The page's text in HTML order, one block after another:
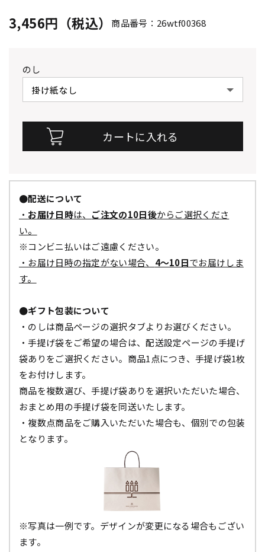
3,456円（税込） 商品番号：26wtf00368
のし
●配送について
・ お届け日時は、 ご注文の10日後からご選択くださ
い。
※コンビニ払いはご遠慮ください。
・お届け日時の指定がない場合、 4～10日でお届けしま
す。
●ギフト包装について
・のしは商品ページの選択タブよりお選びください。
・手提げ袋をご希望の場合は、配送設定ページの手提げ
袋ありをご選択ください。商品1点につき、手提げ袋1枚
をお付けします。
商品を複数選び、手提げ袋ありを選択いただいた場合、
おまとめ用の手提げ袋を同送いたします。
・複数点商品をご購入いただいた場合も、個別での包装
となります。
※写真は一例です。デザインが変更になる場合もござい
ます。